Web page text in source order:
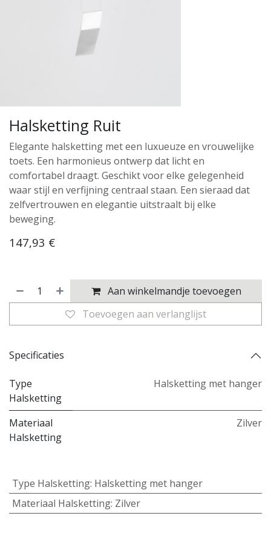
Halsketting Ruit
Elegante halsketting met een luxueuze en vrouwelijke
toets. Een harmonieus ontwerp dat licht en
comfortabel draagt. Geschikt voor elke gelegenheid
waar stijl en verfijning centraal staan. Een sieraad dat
zelfvertrouwen en elegantie uitstraalt bij elke
beweging.
147,93 €
Aan winkelmandje toevoegen
Toevoegen aan verlanglijst
Specificaties
Type
Halsketting
Halsketting met hanger
Materiaal
Halsketting
Zilver
Type Halsketting: Halsketting met hanger
Materiaal Halsketting: Zilver